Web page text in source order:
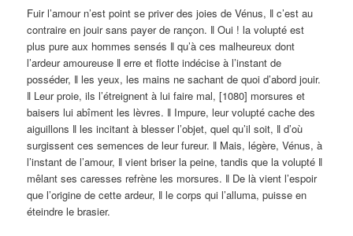
Fuir l’amour n’est point se priver des joies de Vénus, ǁ c’est au
contraire en jouir sans payer de rançon. ǁ Oui ! la volupté est
plus pure aux hommes sensés ǁ qu’à ces malheureux dont
l’ardeur amoureuse ǁ erre et flotte indécise à l’instant de
posséder, ǁ les yeux, les mains ne sachant de quoi d’abord jouir.
ǁ Leur proie, ils l’étreignent à lui faire mal, [1080] morsures et
baisers lui abîment les lèvres. ǁ Impure, leur volupté cache des
aiguillons ǁ les incitant à blesser l’objet, quel qu’il soit, ǁ d’où
surgissent ces semences de leur fureur. ǁ Mais, légère, Vénus, à
l’instant de l’amour, ǁ vient briser la peine, tandis que la volupté ǁ
mêlant ses caresses refrène les morsures. ǁ De là vient l’espoir
que l’origine de cette ardeur, ǁ le corps qui l’alluma, puisse en
éteindre le brasier.